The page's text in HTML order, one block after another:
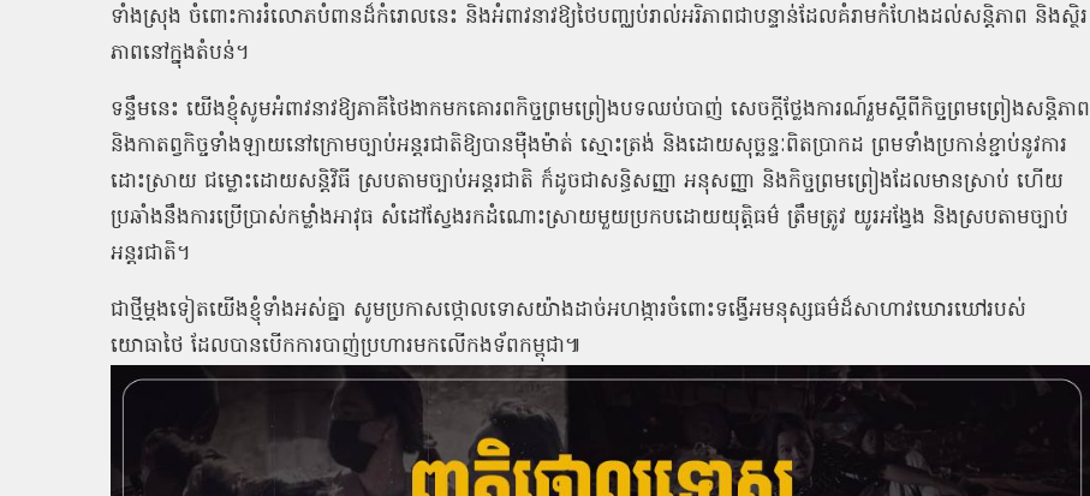
ទាំងស្រុង ចំពោះការរំលោភបំពានដ៏កំរោលនេះ និងអំពាវនាវឱ្យថៃបញ្ឈប់រាល់អរិភាពជាបន្ទាន់ដែលគំរាមកំហែងដល់សន្តិភាព និងស្ថិរ
ភាពនៅក្នុងតំបន់។
ទន្ទឹមនេះ យើងខ្ញុំសូមអំពាវនាវឱ្យភាគីថៃងាកមកគោរពកិច្ចព្រមព្រៀងបទឈប់បាញ់ សេចក្ដីថ្លែងការណ៍រួមស្តីពីកិច្ចព្រមព្រៀងសន្តិភាព
និងកាតព្វកិច្ចទាំងឡាយនៅក្រោមច្បាប់អន្ដរជាតិឱ្យបានម៉ឺងម៉ាត់ ស្មោះត្រង់ និងដោយសុច្ឆន្ទៈពិតប្រាកដ ព្រមទាំងប្រកាន់ខ្ជាប់នូវការ
ដោះស្រាយ ជម្លោះដោយសន្តិវិធី ស្របតាមច្បាប់អន្ដរជាតិ ក៏ដូចជាសន្ធិសញ្ញា អនុសញ្ញា និងកិច្ចព្រមព្រៀងដែលមានស្រាប់ ហើយ
ប្រឆាំងនឹងការប្រើប្រាស់កម្លាំងអាវុធ សំដៅស្វែងរកដំណោះស្រាយមួយប្រកបដោយយុត្តិធម៌ ត្រឹមត្រូវ យូរអង្វែង និងស្របតាមច្បាប់
អន្តរជាតិ។
ជាថ្មីម្តងទៀតយើងខ្ញុំទាំងអស់គ្នា សូមប្រកាសថ្កោលទោសយ៉ាងដាច់អហង្ការចំពោះទង្វើអមនុស្សធម៌ដ៏សាហាវឃោរឃៅរបស់
យោធាថៃ ដែលបានបើកការបាញ់ប្រហារមកលើកងទ័ពកម្ពុជា៕